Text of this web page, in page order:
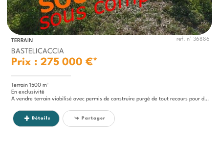
TERRAIN ref. n° 36886
BASTELICACCIA
Prix : 275 000 €*
Terrain 1500 m²
En exclusivité
A vendre terrain viabilisé avec permis de construire purgé de tout recours pour deux maisons de 120 m²...
Détails Partager